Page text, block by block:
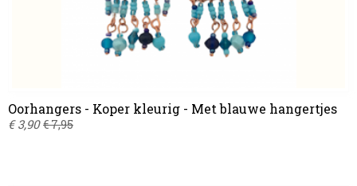
Oorhangers - Koper kleurig - Met blauwe hangertjes
€ 3,90 € 7,95